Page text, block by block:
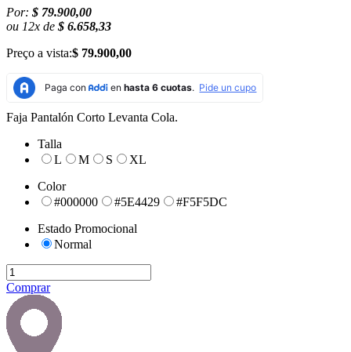
Por: $ 79.900,00
ou 12x de $ 6.658,33
Preço a vista:$ 79.900,00
Faja Pantalón Corto Levanta Cola.
Talla
L
M S
XL
Color
#000000
#5E4429
#F5F5DC
Estado Promocional
Normal
Comprar